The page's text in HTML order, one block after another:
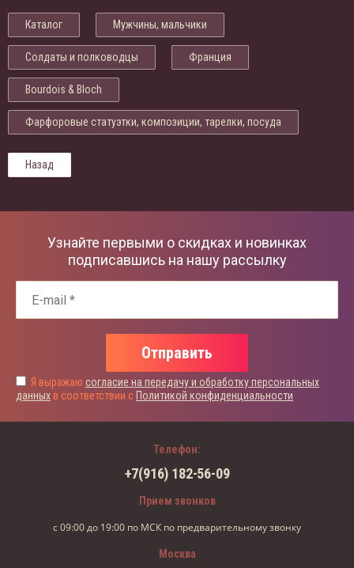
Каталог Мужчины, мальчики
Солдаты и полководцы Франция
Bourdois & Bloch
Фарфоровые статуэтки, композиции, тарелки, посуда
Назад
Узнайте первыми о скидках и новинках
подписавшись на нашу рассылку
Я выражаю согласие на передачу и обработку персональных
данных в соответствии с Политикой конфиденциальности
Отправить
Телефон:
+7(916) 182-56-09
Прием звонков
с 09:00 до 19:00 по МСК по предварительному звонку
Москва